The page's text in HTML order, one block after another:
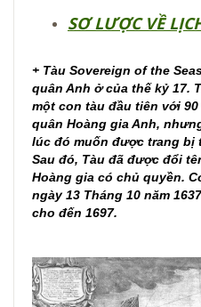
SƠ LƯỢC VỀ
+ Tàu Sovereign of the
quân Anh ở của thế kỷ 17.
một con tàu đầu tiên với
quân Hoàng gia Anh,
lúc đó muốn được trang bị
Sau đó, Tàu đã được đổi
Hoàng gia có chủ quyền.
ngày 13 Tháng 10 năm
cho đến 1697.